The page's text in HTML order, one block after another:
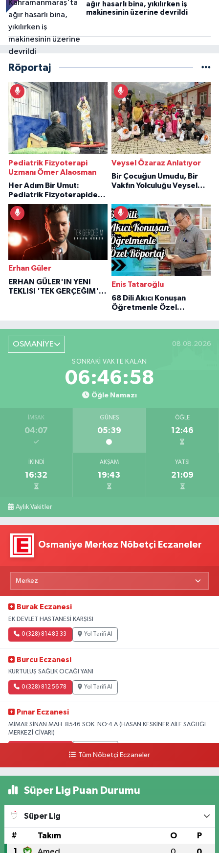
ağır hasarlı bina, yıkılırken iş
makinesinin üzerine devrildi
Röportaj
Pediatrik Fizyoterapi
Uzmanı Ömer Alaosman
Her Adım Bir Umut:
Pediatrik Fizyoterapiden
İlham Veren Hikâyeler
Veysel Özaraz Anlatıyor
Bir Çocuğun Umudu, Bir
Vakfın Yolculuğu Veysel
Erhan Güler
ERHAN GÜLER'IN YENI
TEKLISI 'TEK GERÇEĞIM'LE
Enis Tataroğlu
68 Dili Akıcı Konuşan
Öğretmenle Özel
OSMANİYE 08.08.2026
SONRAKI VAKTE KALAN
06:46:57
Öğle Namazı
İMSAK
04:07
GÜNEŞ
05:39
ÖĞLE
12:46
İKINDI
16:32
AKŞAM
19:43
YATSI
21:09
Aylık Vakitler
Osmaniye Merkez Nöbetçi Eczaneler
Burak Eczanesi
EK DEVLET HASTANESİ KARŞISI
0 (328) 814 83 33 Yol Tarifi Al
Burcu Eczanesi
KURTULUŞ SAĞLIK OCAĞI YANI
0 (328) 812 56 78 Yol Tarifi Al
Pınar Eczanesi
MİMAR SİNAN MAH. 8546 SOK. NO:4 A (HASAN KESKİNER AİLE SAĞLIĞI
MERKEZİ CİVARI)
Tüm Nöbetçi Eczaneler
Süper Lig Puan Durumu
Süper Lig
# Takım O P
1